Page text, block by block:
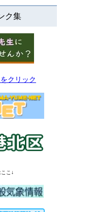
ク集
クリック
こ↓